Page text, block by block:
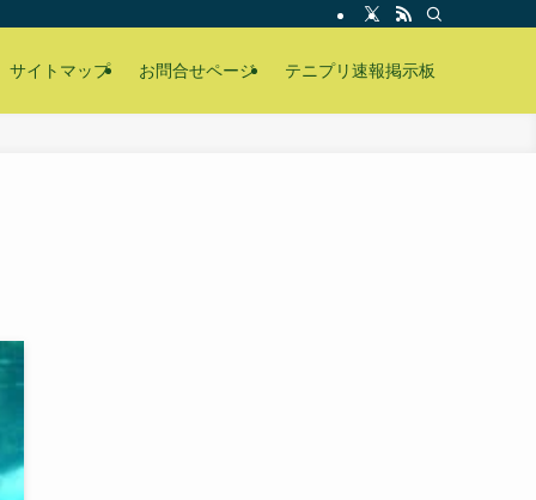
サイトマップ お問合せページ テニプリ速報掲示板